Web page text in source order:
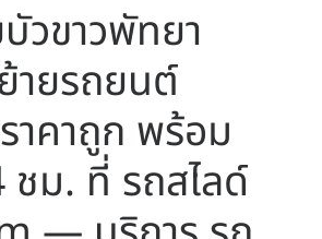
วขาวพัทยา
ายรถยนต์
าคาถูก พร้อม
ชม. ที่ รถสไลด์